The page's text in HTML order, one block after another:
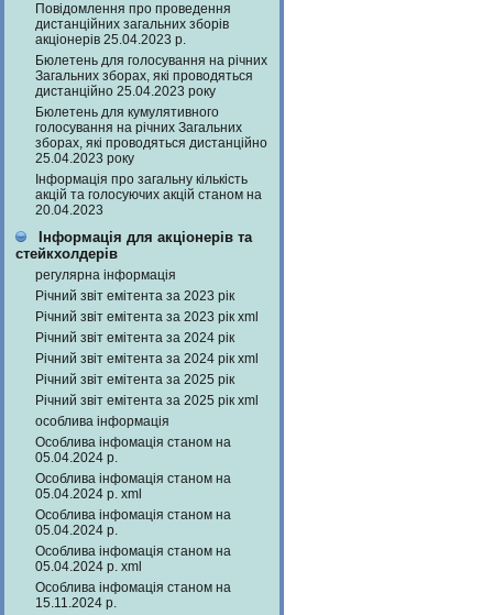
Повідомлення про проведення
дистанційних загальних зборів
акціонерів 25.04.2023 р.
Бюлетень для голосування на річних
Загальних зборах, які проводяться
дистанційно 25.04.2023 року
Бюлетень для кумулятивного
голосування на річних Загальних
зборах, які проводяться дистанційно
25.04.2023 року
Інформація про загальну кількість
акцій та голосуючих акцій станом на
20.04.2023
Інформація для акціонерів та
стейкхолдерів
регулярна інформація
Річний звіт емітента за 2023 рік
Річний звіт емітента за 2023 рік xml
Річний звіт емітента за 2024 рік
Річний звіт емітента за 2024 рік xml
Річний звіт емітента за 2025 рік
Річний звіт емітента за 2025 рік xml
особлива інформація
Особлива інфомація станом на
05.04.2024 р.
Особлива інфомація станом на
05.04.2024 р. xml
Особлива інфомація станом на
05.04.2024 р.
Особлива інфомація станом на
05.04.2024 р. xml
Особлива інфомація станом на
15.11.2024 р.